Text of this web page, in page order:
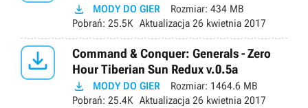
 MODY DO GIER Rozmiar: 434 MB
Pobrań: 25.5K Aktualizacja 26 kwietnia 2017

Command & Conquer: Generals - Zero
Hour Tiberian Sun Redux v.0.5a
 MODY DO GIER Rozmiar: 1464.6 MB
Pobrań: 25.4K Aktualizacja 26 kwietnia 2017